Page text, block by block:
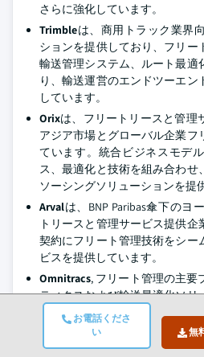
お電話くださ
い
無
さらに強化しています。
Trimbleは、商用トラック業界
ションを提供しており、フリー
輸送管理システム、ルート最適
り、輸送運営のエンドツーエ
しています。
Orixは、フリートリースと管理
アジア市場とグローバル企業フ
ています。統合ビジネスモデ
ス、最適化と技術を組み合わせ
ソーシングソリューションを提
Arvalは、BNP Paribas傘下のヨ
トリースと管理サービス提供
契約にフリート管理技術をシー
ビスを提供しています。
Omnitracs, フリート管理の主要
ティクスおよび輸送最適化ソリ
そのプラットフォームは、長距
終配送の運用効率、安全性、フ
す。